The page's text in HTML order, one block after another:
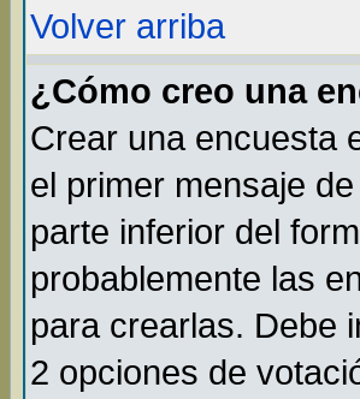
Volver arriba
¿Cómo creo una
Crear una encuesta
el primer mensaje
parte inferior del
probablemente las
para crearlas. Debe
2 opciones de